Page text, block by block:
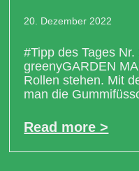
20. Dezember 2022
#Tipp des Tages
greenyGARDEN
Rollen stehen. Mit
man die
Read more >